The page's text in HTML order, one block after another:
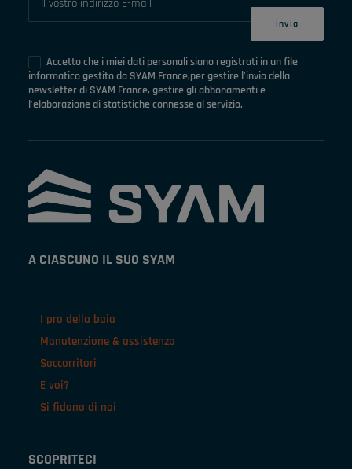
Accetto che i miei dati personali siano registrati in un file
informatico gestito da SYAM France,per gestire l’invio della
newsletter di SYAM France, gestire gli abbonamenti e
l’elaborazione di statistiche connesse al servizio.
A CIASCUNO IL SUO SYAM
I pro della baia
Manutenzione & assistenza
Soccorritori
E voi?
Si fidano di noi
SCOPRITECI